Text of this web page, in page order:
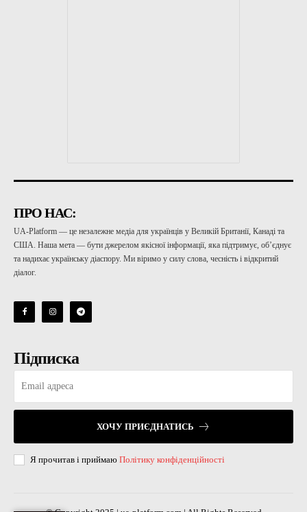
ПРО НАС:
UA-Platform — це незалежне медіа для українців у Великій Британії, Канаді та
США. Наша мета — бути джерелом якісної інформації, яка підтримує, об’єднує
та надихає українську діаспору. Ми віримо у силу слова, чесність і відкритий
діалог.
Підписка
ХОЧУ ПРИЄДНАТИСЬ
Я прочитав і приймаю Політику конфіденційності